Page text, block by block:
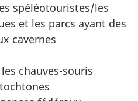
spéléotouristes/les
et les parcs ayant des
cavernes
chauves-souris